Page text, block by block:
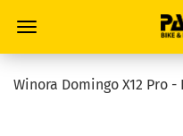
Winora Domingo X12 Pro -